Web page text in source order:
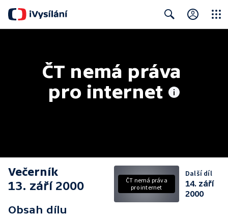
ČT nemá práva
pro internet
Večerník
13. září 2000
Obsah dílu
ČT nemá práva
pro internet
Další díl
14. září
2000